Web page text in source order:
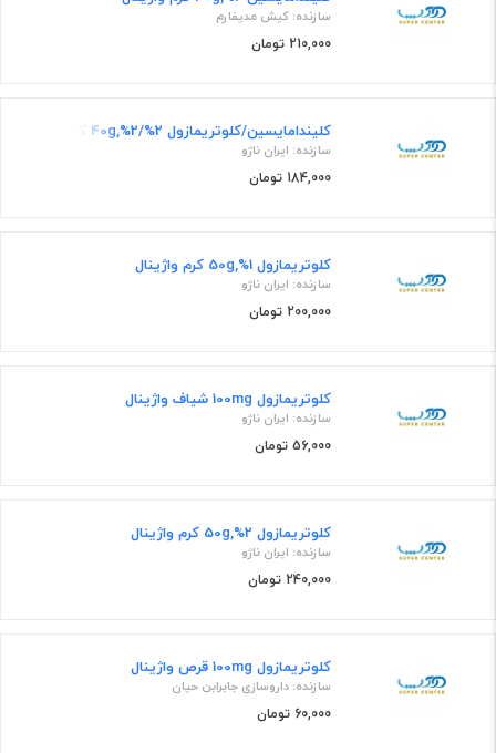
سازنده: کیش مدیفارم
210,000 تومان
کلیندامایسین/کلوتریمازول 2%/2%,40g کرم واژینال
سازنده: ایران ناژو
184,000 تومان
کلوتریمازول 1%,50g کرم واژینال
سازنده: ایران ناژو
200,000 تومان
کلوتریمازول 100mg شیاف واژینال
سازنده: ایران ناژو
56,000 تومان
کلوتریمازول 2%,50g کرم واژینال
سازنده: ایران ناژو
240,000 تومان
کلوتریمازول 100mg قرص واژینال
سازنده: داروسازی جابرابن حیان
60,000 تومان